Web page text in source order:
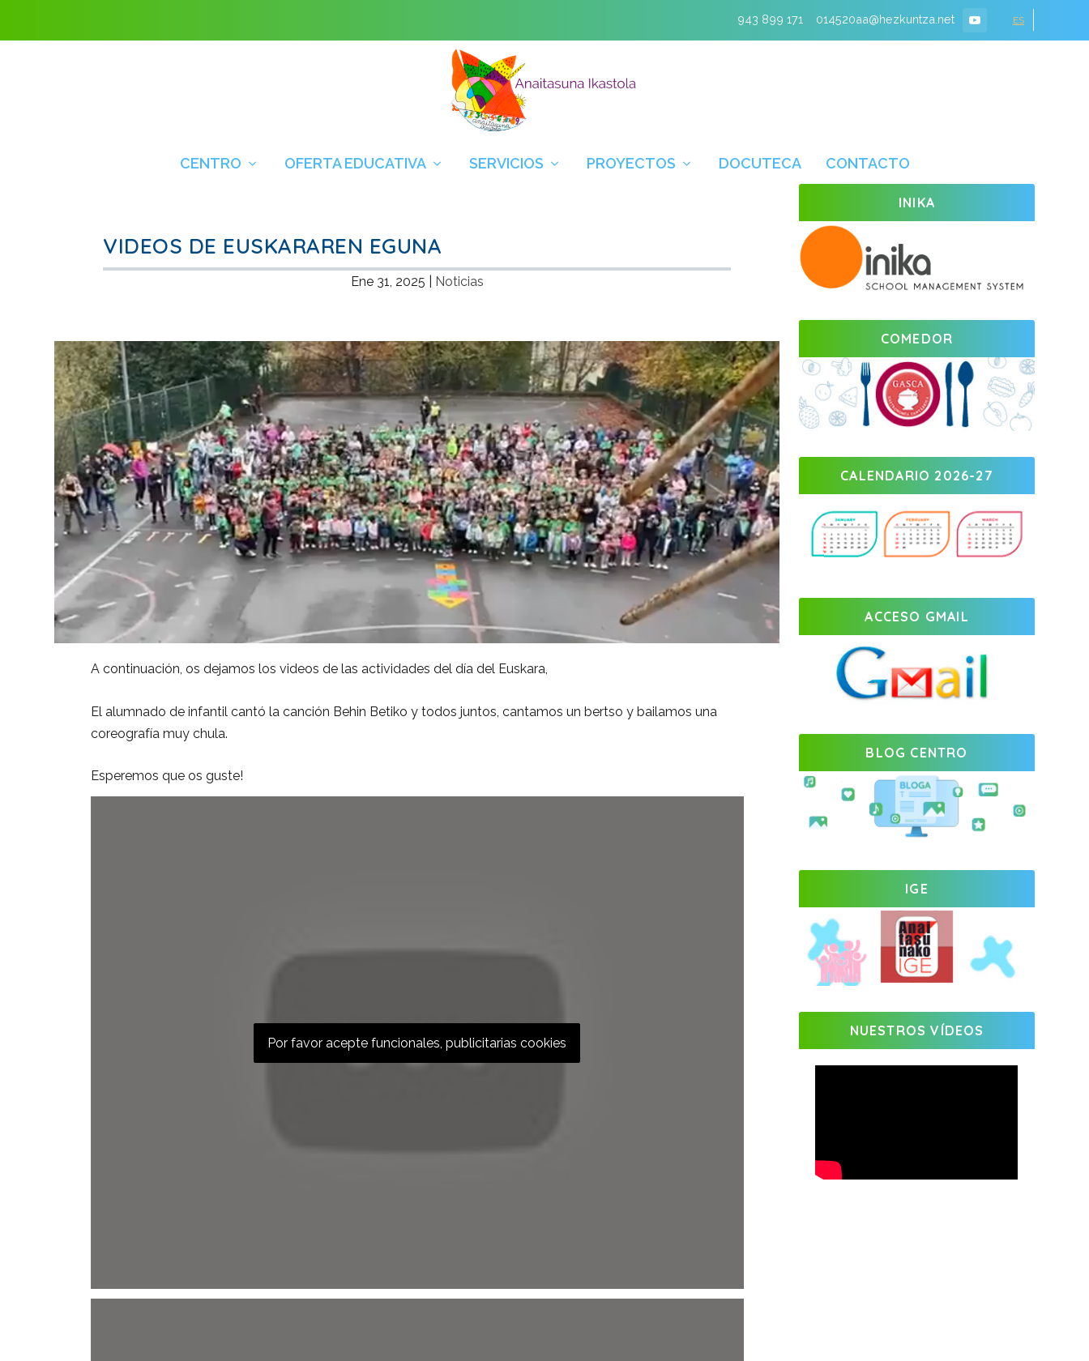
943 899 171 014520aa@hezkuntza.net ES
CENTRO OFERTA EDUCATIVA SERVICIOS PROYECTOS DOCUTECA CONTACTO
VIDEOS DE EUSKARAREN EGUNA
Ene 31, 2025 Noticias
A continuación, os dejamos los videos de las actividades del día del Euskara,
El alumnado de infantil cantó la canción Behin Betiko y todos juntos, cantamos un bertso y bailamos una
coreografía muy chula.
Esperemos que os guste!
Por favor acepte funcionales, publicitarias cookies
INIKA
COMEDOR
CALENDARIO 2026-27
ACCESO GMAIL
BLOG CENTRO
IGE
NUESTROS VÍDEOS